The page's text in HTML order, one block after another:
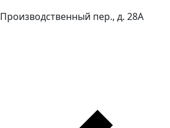
Производственный пер., д. 28А